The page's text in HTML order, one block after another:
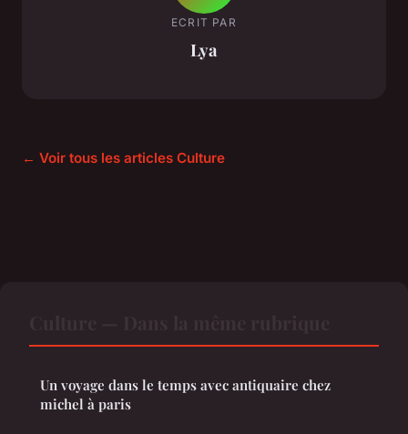
ECRIT PAR
Lya
← Voir tous les articles Culture
Un voyage dans le temps avec antiquaire chez
michel à paris